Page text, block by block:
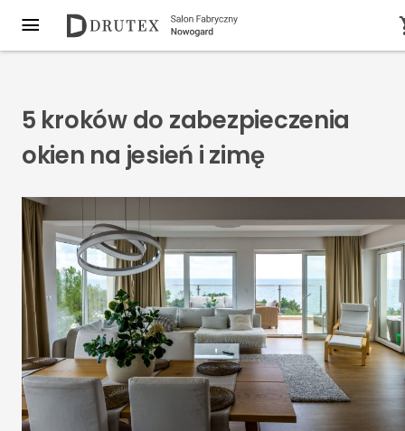
5 kroków do zabezpieczenia
okien na jesień i zimę